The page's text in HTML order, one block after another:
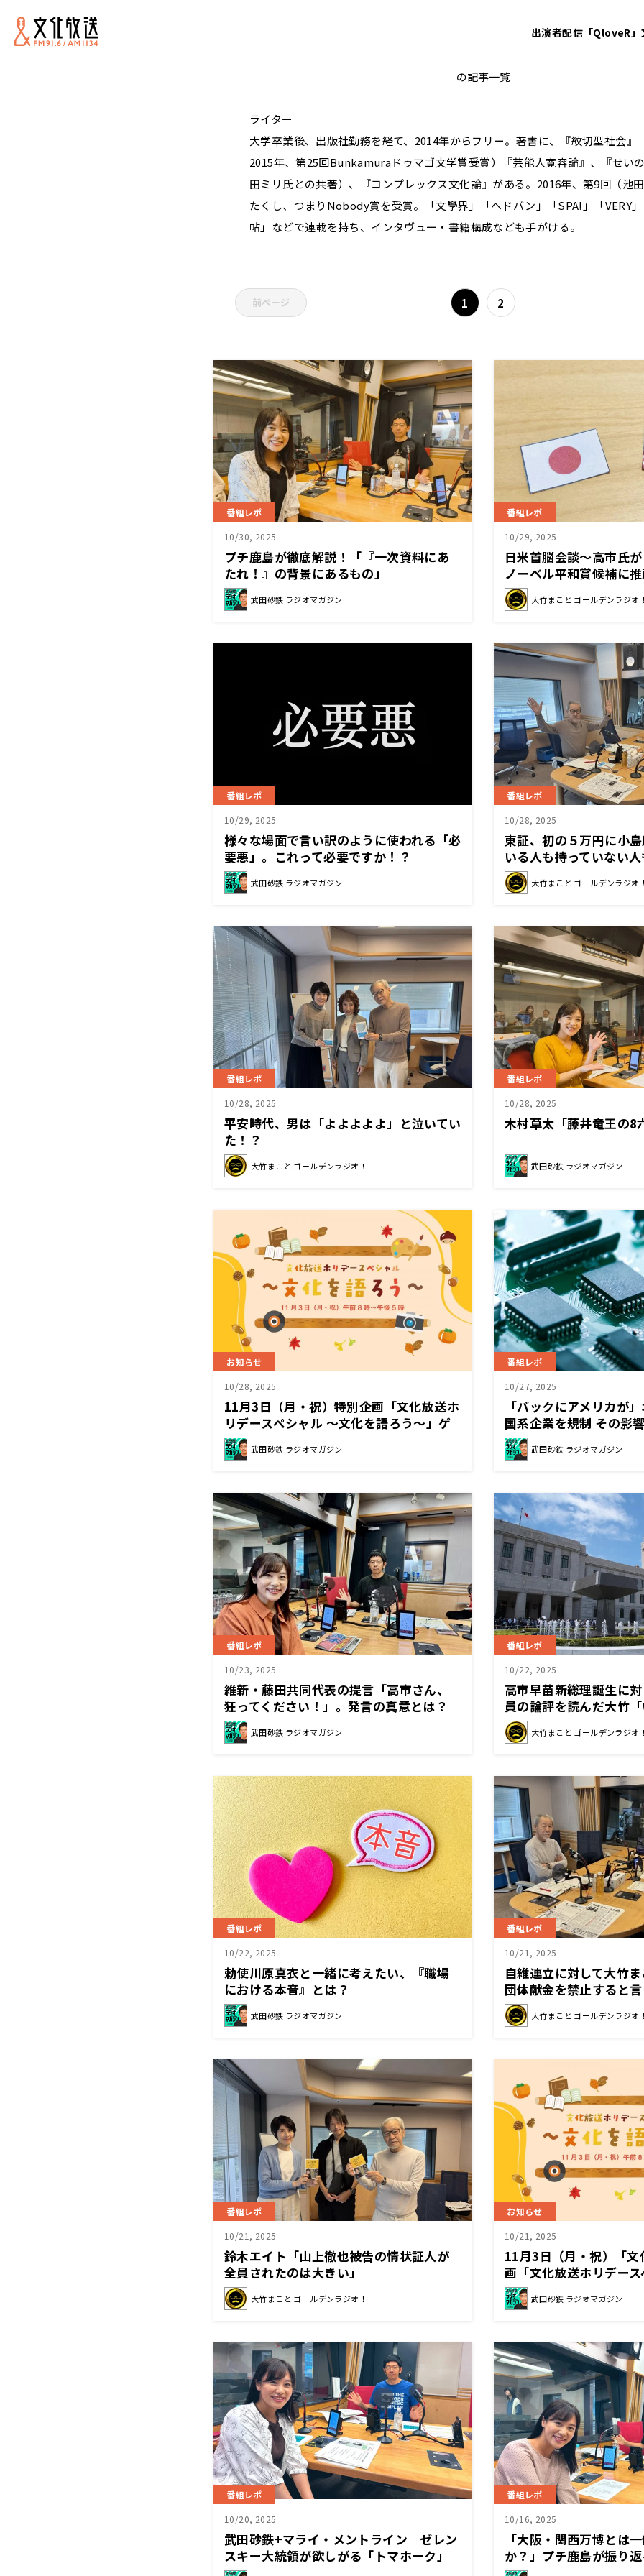
出演者配信「QloveR」
の記事一覧
ライター
大学卒業後、出版社勤務を経て、2014年からフリー。著書に、『紋切型社会』
2015年、第25回Bunkamuraドゥマゴ文学賞受賞）『芸能人寛容論』、『せい
田ミリ氏との共著）、『コンプレックス文化論』がある。2016年、第9回（池
たくし、つまりNobody賞を受賞。「文學界」「ヘドバン」「SPA!」「VERY
帖」などで連載を持ち、インタヴュー・書籍構成なども手がける。
前ページ 1 2
番組レポ
10/30, 2025
プチ鹿島が徹底解説！「『一次資料にあ
たれ！』の背景にあるもの」
武田砂鉄 ラジオマガジン
番組レポ
10/29, 2025
日米首脳会談～高市氏
ノーベル平和賞候補に
しょがずいぶんだなと
大竹まこと ゴールデンラジオ
番組レポ
10/29, 2025
様々な場面で言い訳のように使われる「必
要悪」。これって必要ですか！？
武田砂鉄 ラジオマガジン
番組レポ
10/28, 2025
東証、初の５万円に小
いる人も持っていない
よりは良くなったと思
大竹まこと ゴールデンラジオ
番組レポ
10/28, 2025
平安時代、男は「よよよよよ」と泣いてい
た！？
大竹まこと ゴールデンラジオ！
番組レポ
10/28, 2025
木村草太「藤井竜王の8
武田砂鉄 ラジオマガジン
お知らせ
10/28, 2025
11月3日（月・祝）特別企画「文化放送ホ
リデースペシャル ～文化を語ろう～」ゲ
スト＆コメント出演者が決定！
武田砂鉄 ラジオマガジン
番組レポ
10/27, 2025
「バックにアメリカが
国系企業を規制 その影
聞く
武田砂鉄 ラジオマガジン
番組レポ
10/23, 2025
維新・藤田共同代表の提言「高市さん、
狂ってください！」。発言の真意とは？
武田砂鉄 ラジオマガジン
番組レポ
10/22, 2025
高市早苗新総理誕生に
員の論評を読んだ大竹
するのは分断」
大竹まこと ゴールデンラジオ
番組レポ
10/22, 2025
勅使川原真衣と一緒に考えたい、『職場
における本音』とは？
武田砂鉄 ラジオマガジン
番組レポ
10/21, 2025
自維連立に対して大竹
団体献金を禁止すると
は」
大竹まこと ゴールデンラジオ
番組レポ
10/21, 2025
鈴木エイト「山上徹也被告の情状証人が
全員されたのは大きい」
大竹まこと ゴールデンラジオ！
お知らせ
10/21, 2025
11月3日（月・祝）「
画「文化放送ホリデー
を語ろう～」実施決定！
武田砂鉄 ラジオマガジン
番組レポ
10/20, 2025
武田砂鉄+マライ・メントライン ゼレン
スキー大統領が欲しがる「トマホーク」
とは？
番組レポ
10/16, 2025
「大阪・関西万博とは
か？」プチ鹿島が振り
「ミャクミャク案件」